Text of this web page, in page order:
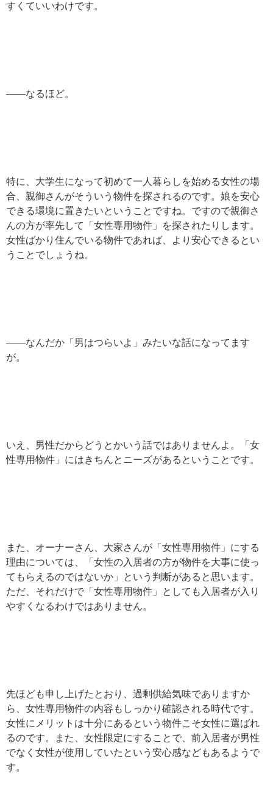
すくていいわけです。
——なるほど。
特に、大学生になって初めて一人暮らしを始める女性の場
合、親御さんがそういう物件を探されるのです。娘を安心
できる環境に置きたいということですね。ですので親御さ
んの方が率先して「女性専用物件」を探されたりします。
女性ばかり住んでいる物件であれば、より安心できるとい
うことでしょうね。
——なんだか「男はつらいよ」みたいな話になってます
が。
いえ、男性だからどうとかいう話ではありませんよ。「女
性専用物件」にはきちんとニーズがあるということです。
また、オーナーさん、大家さんが「女性専用物件」にする
理由については、「女性の入居者の方が物件を大事に使っ
てもらえるのではないか」という判断があると思います。
ただ、それだけで「女性専用物件」としても入居者が入り
やすくなるわけではありません。
先ほども申し上げたとおり、過剰供給気味でありますか
ら、女性専用物件の内容もしっかり確認される時代です。
女性にメリットは十分にあるという物件こそ女性に選ばれ
るのです。また、女性限定にすることで、前入居者が男性
でなく女性が使用していたという安心感などもあるようで
す。